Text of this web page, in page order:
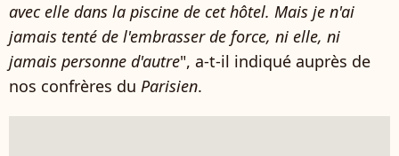
avec elle dans la piscine de cet hôtel. Mais je n'ai
jamais tenté de l'embrasser de force, ni elle, ni
jamais personne d'autre", a-t-il indiqué auprès de
nos confrères du Parisien.